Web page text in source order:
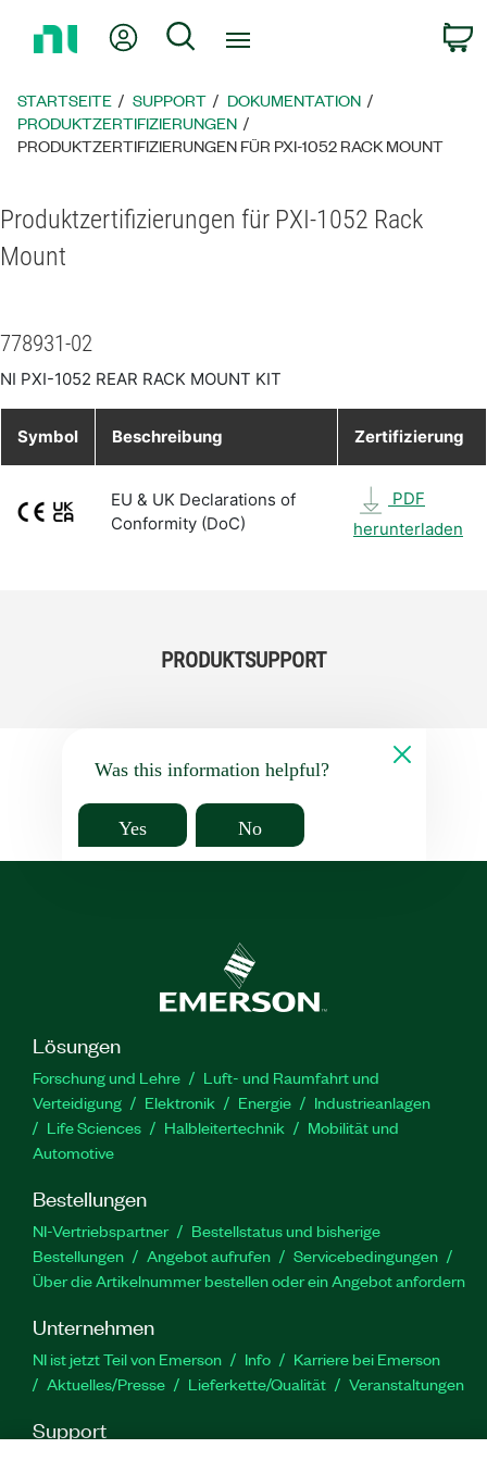
zur
Mein KontoSuche
STARTSEITE SUPPORT
DOKUMENTATION
PRODUKTZERTIFIZIERUNGEN
PRODUKTZERTIFIZIERUNGEN FÜR PXI-1052 RACK MOUNT
Produktzertifizierungen für PXI-1052 Rack
Mount
778931-02
NI PXI-1052 REAR RACK MOUNT KIT
Symbol Beschreibung Zertifizierung
EU & UK Declarations of
Conformity (DoC)
PDF
herunterladen
PRODUKTSUPPORT
Was this information helpful?
Yes No
Lösungen
Forschung und Lehre
Luft- und Raumfahrt und
Verteidigung
Elektronik Energie
Industrieanlagen
Life Sciences
Halbleitertechnik
Mobilität und
Automotive
Bestellungen
NI-Vertriebspartner
Bestellstatus und bisherige
Bestellungen
Angebot aufrufen
Servicebedingungen
Über die Artikelnummer bestellen oder ein Angebot anfordern
Unternehmen
NI ist jetzt Teil von Emerson Info
Karriere bei Emerson
Aktuelles/Presse
Lieferkette/Qualität Veranstaltungen
Support